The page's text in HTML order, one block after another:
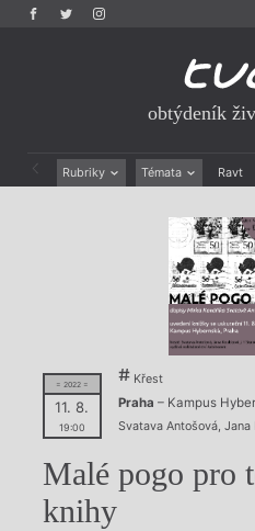
obtýdeník
Rubriky Témata Ravt
Historie kolonialismu
= 2022 =
11. 8.
19:00
Křest
Praha – Kampus
Svatava Antošová, Jana
Malé pogo pro
knihy